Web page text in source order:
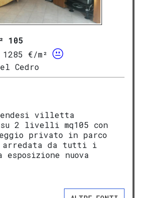
105
1285 €/m²
Cedro
villetta
2 livelli mq105 con
privato in parco
arredata da tutti i
esposizione nuova